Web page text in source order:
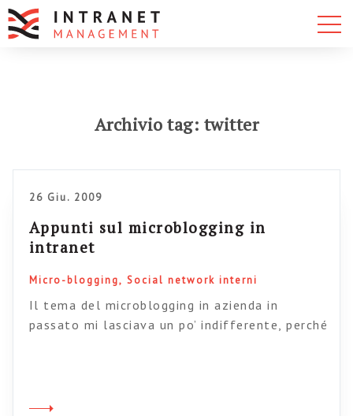
Archivio tag: twitter
26 Giu. 2009
Appunti sul microblogging in
intranet
Micro-blogging Social network interni
Il tema del microblogging in azienda in
passato mi lasciava un po’ indifferente, perché
eccome. Il microblogging (ovvero la possibilità